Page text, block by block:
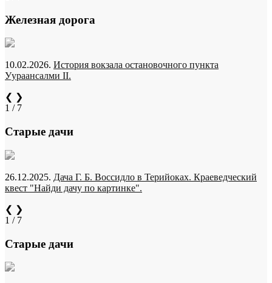
Железная дорога
10.02.2026. История вокзала остановочного пункта
Уураансалми II.
❮ ❯
1 / 7
Старые дачи
26.12.2025. Дача Г. Б. Воссидло в Терийоках. Краеведческий
квест "Найди дачу по картинке".
❮ ❯
1 / 7
Старые дачи